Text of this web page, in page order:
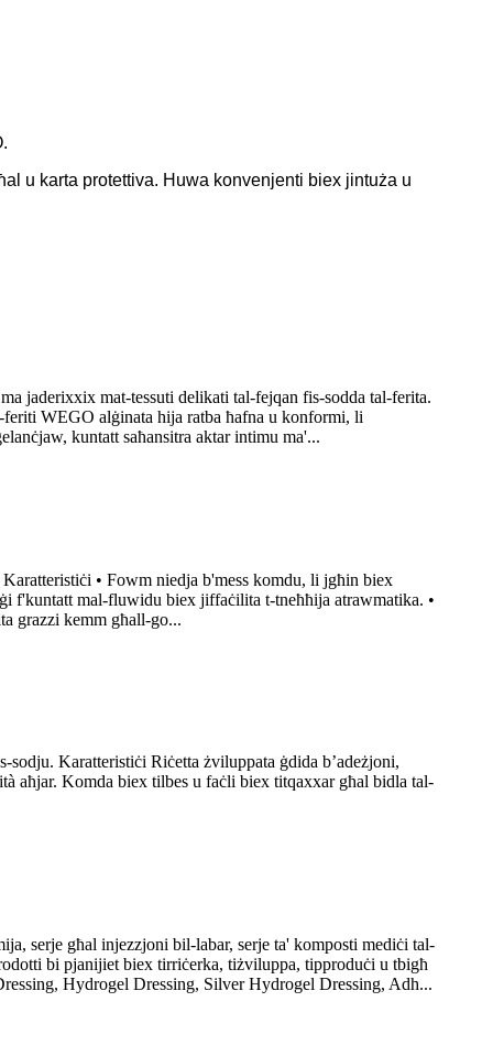
u karta protettiva. Huwa konvenjenti biex jintuża u
jaderixxix mat-tessuti delikati tal-fejqan fis-sodda tal-ferita.
WEGO alġinata hija ratba ħafna u konformi, li
kuntatt saħansitra aktar intimu ma'...
• Fowm niedja b'mess komdu, li jgħin biex
f'kuntatt mal-fluwidu biex jiffaċilita t-tneħħija atrawmatika. •
grazzi kemm għall-go...
Karatteristiċi Riċetta żviluppata ġdida b’adeżjoni,
aħjar. Komda biex tilbes u faċli biex titqaxxar għal bidla tal-
serje għal injezzjoni bil-labar, serje ta' komposti mediċi tal-
bi pjanijiet biex tirriċerka, tiżviluppa, tipproduċi u tbigħ
Hydrogel Dressing, Silver Hydrogel Dressing, Adh...